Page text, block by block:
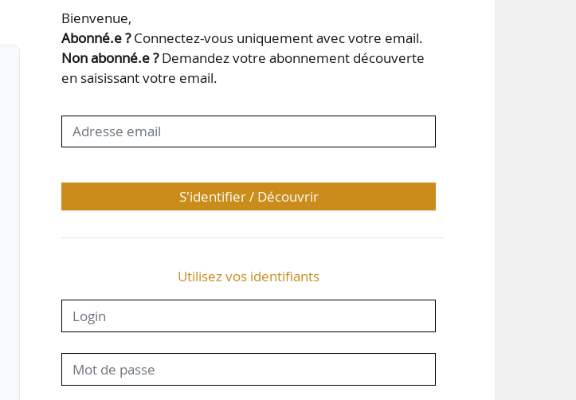
Bienvenue,
Abonné.e ?Connectez-vous uniquement avec votre email.
Non abonné.e ?Demandez votre abonnement découverte
en saisissant votre email.
S'identifier / Découvrir
Utilisez vos identifiants